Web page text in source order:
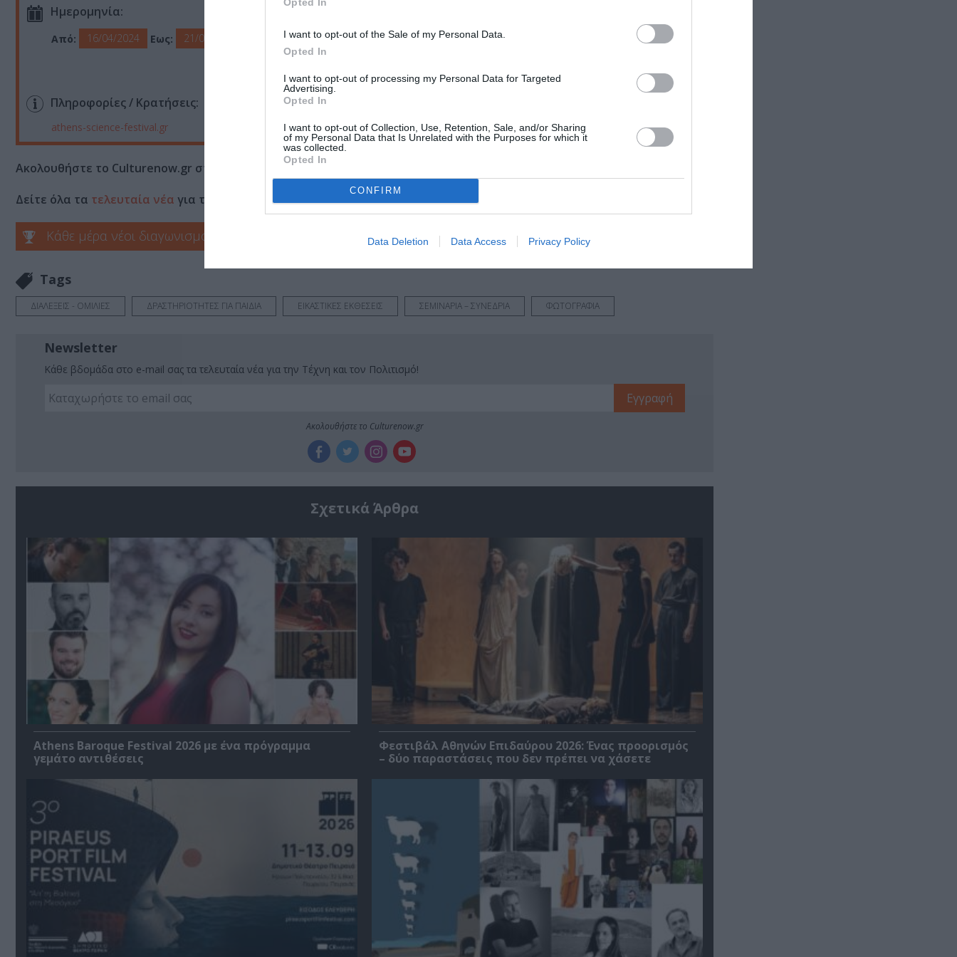
I want to opt-out of the Sale of my Personal Data.
Opted In
I want to opt-out of processing my Personal Data for Targeted
Advertising.
Opted In
I want to opt-out of Collection, Use, Retention, Sale, and/or Sharing
of my Personal Data that Is Unrelated with the Purposes for which it
was collected.
Opted In
CONFIRM
Data Deletion Data Access Privacy Policy
Ημερομηνία:
Από: 16/04/2024 Εως: 21/04/2024 Τεχνόπολη Δήμου Αθηνών, Πειραιώς 100, Γκάζι
Πληροφορίες / Κρατήσεις:
athens-science-festival.gr
Ακολουθήστε το Culturenow.gr στο Google Newsκαι μάθετε πρώτοι όλες τις ειδήσεις
Δείτε όλα τα τελευταία νέα για την Τέχνη και τον Πολιτισμό στοCulturenow.gr
Κάθε μέρα νέοι διαγωνισμοί στο Culturenow.gr
Tags
ΔΙΑΛΕΞΕΙΣ - ΟΜΙΛΙΕΣ ΔΡΑΣΤΗΡΙΟΤΗΤΕΣ ΓΙΑ ΠΑΙΔΙΑ ΕΙΚΑΣΤΙΚΕΣ ΕΚΘΕΣΕΙΣ ΣΕΜΙΝΑΡΙΑ – ΣΥΝΕΔΡΙΑ ΦΩΤΟΓΡΑΦΙΑ
Newsletter
Κάθε βδομάδα στο e-mail σας τα τελευταία νέα για την Τέχνη και τον Πολιτισμό!
Ακολουθήστε το Culturenow.gr
Σχετικά Άρθρα
Athens Baroque Festival 2026 με ένα πρόγραμμα
γεμάτο αντιθέσεις
Φεστιβάλ Αθηνών Επιδαύρου 2026: Ένας προορισμός
– δύο παραστάσεις που δεν πρέπει να χάσετε